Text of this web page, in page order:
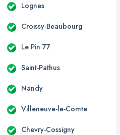
Lognes
Croissy-Beaubourg
Le Pin 77
Saint-Pathus
Nandy
Villeneuve-le-Comte
Chevry-Cossigny